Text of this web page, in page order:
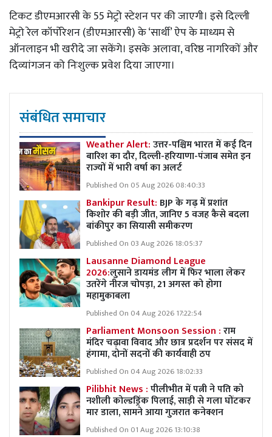
टिकट डीएमआरसी के 55 मेट्रो स्टेशन पर की जाएगी। इसे दिल्ली
मेट्रो रेल कॉर्पोरेशन (डीएमआरसी) के ‘सार्थी’ ऐप के माध्यम से
ऑनलाइन भी खरीदे जा सकेंगे। इसके अलावा, वरिष्ठ नागरिकों और
दिव्यांगजन को निःशुल्क प्रवेश दिया जाएगा।
संबंधित समाचार
Weather Alert:उत्तर-पश्चिम भारत में कई दिन
बारिश का दौर, दिल्ली-हरियाणा-पंजाब समेत इन
राज्यों में भारी वर्षा का अलर्ट
Published On 05 Aug 2026 08:40:33
Bankipur Result: BJP के गढ़ में प्रशांत
किशोर की बड़ी जीत, जानिए 5 वजह कैसे बदला
बांकीपुर का सियासी समीकरण
Published On 03 Aug 2026 18:05:37
Lausanne Diamond League
2026:लुसाने डायमंड लीग में फिर भाला लेकर
उतरेंगे नीरज चोपड़ा, 21 अगस्त को होगा
महामुकाबला
Published On 04 Aug 2026 17:22:54
Parliament Monsoon Session :राम
मंदिर चढ़ावा विवाद और छात्र प्रदर्शन पर संसद में
हंगामा, दोनों सदनों की कार्यवाही ठप
Published On 04 Aug 2026 18:02:33
Pilibhit News :पीलीभीत में पत्नी ने पति को
नशीली कोल्डड्रिंक पिलाई, साड़ी से गला घोंटकर
मार डाला, सामने आया गुजरात कनेक्शन
Published On 01 Aug 2026 13:10:38